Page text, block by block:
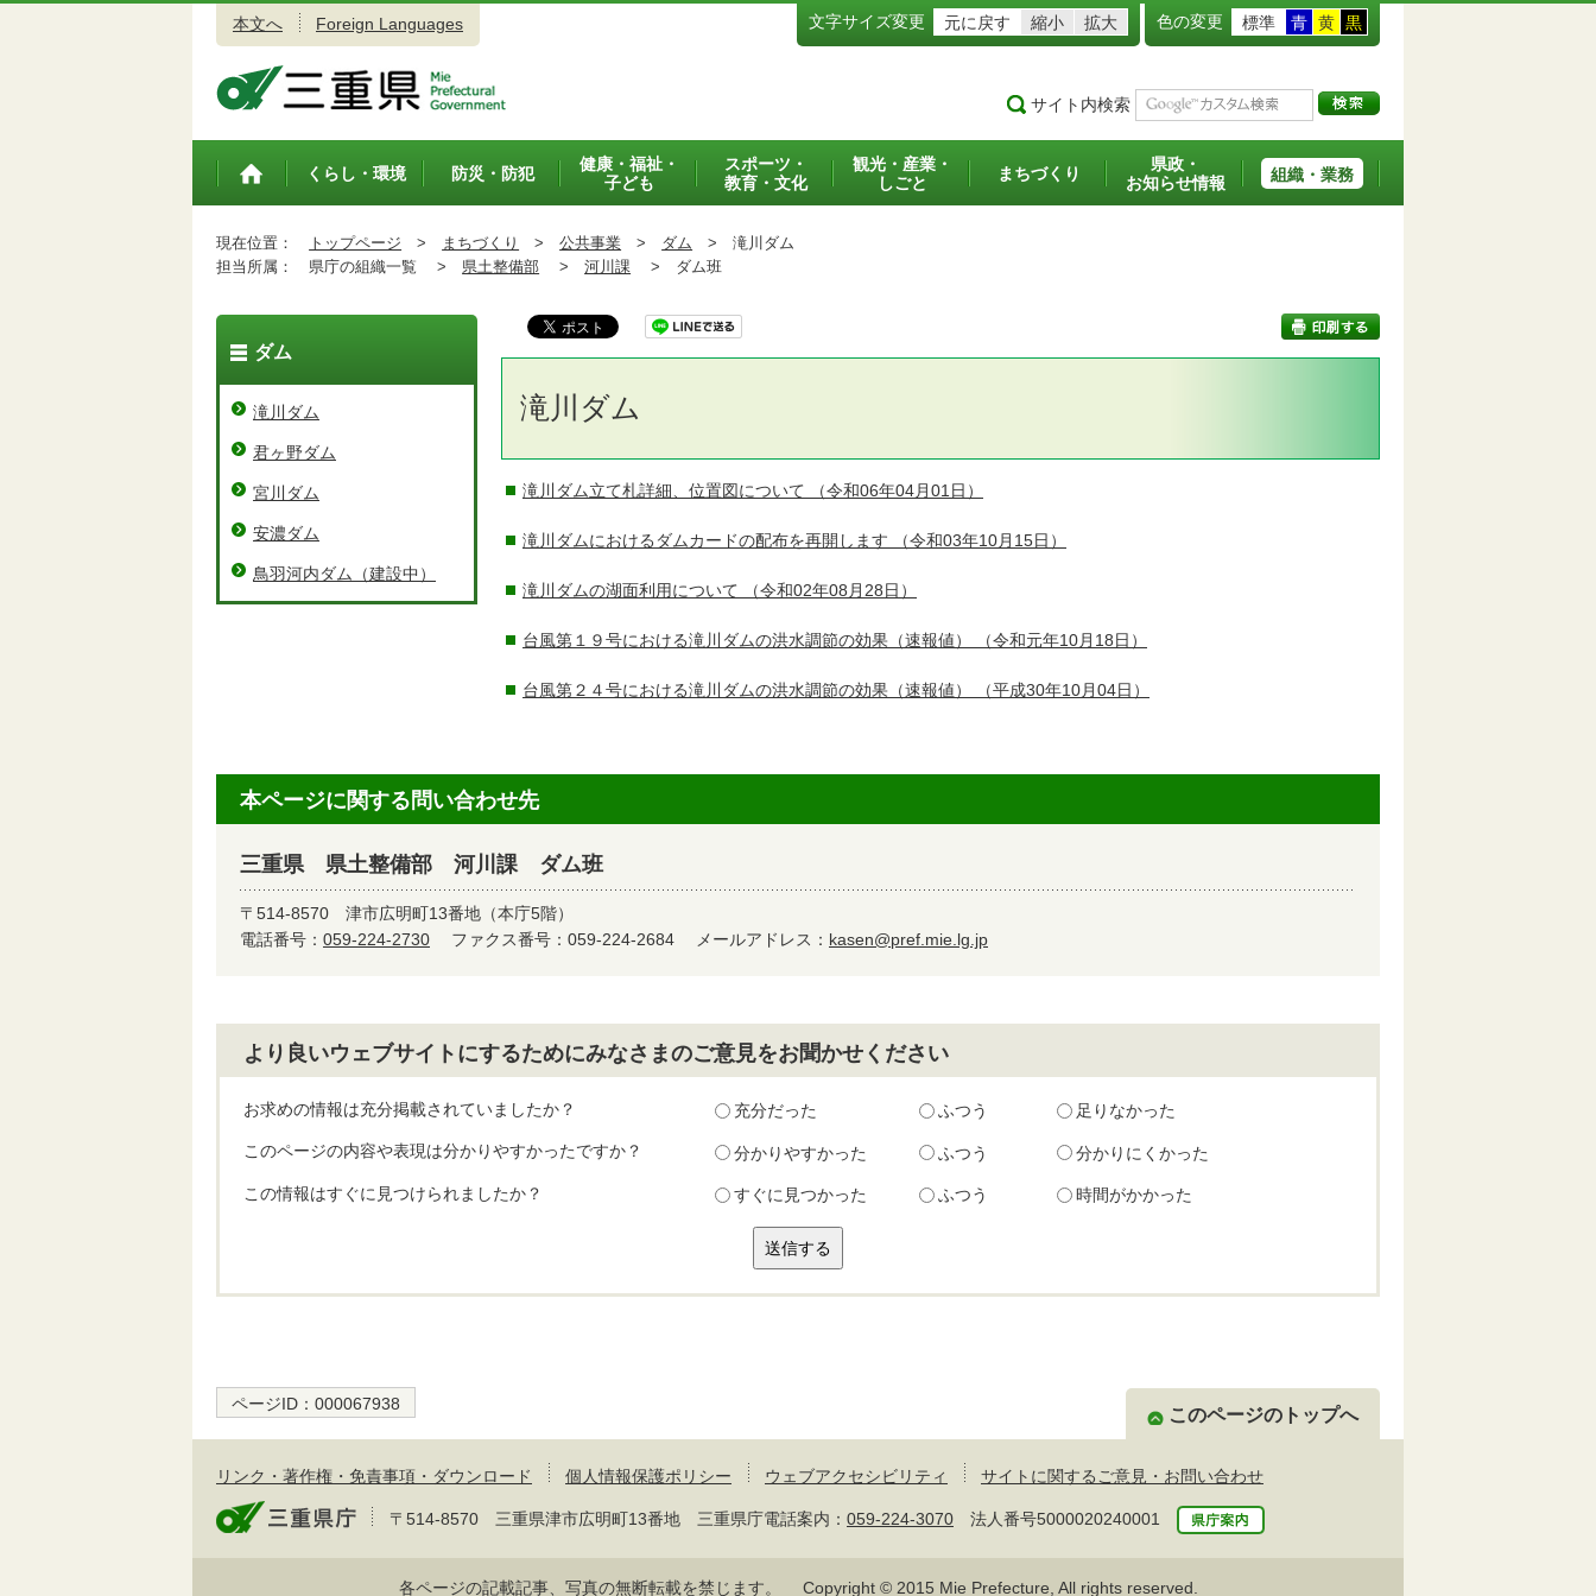
本文へ Foreign Languages 文字サイズ変更 元に戻す 縮小 拡大 色の変更 標準 青 黄 黒
サイト内検索
トップペ
くらし・環境 防災・防犯
健康・福祉・
子ども
スポーツ・
教育・文化
観光・産業・
しごと
まちづくり
県政・
お知らせ情報
組織・業務
現在位置： トップページ > まちづくり > 公共事業 > ダム > 滝川ダム
担当所属：
県庁の組織一覧 > 県土整備部 > 河川課 > ダム班
滝川ダム
滝川ダム立て札詳細、位置図について （令和06年04月01日）
滝川ダムにおけるダムカードの配布を再開します （令和03年10月15日）
滝川ダムの湖面利用について （令和02年08月28日）
台風第１９号における滝川ダムの洪水調節の効果（速報値） （令和元年10月18日）
台風第２４号における滝川ダムの洪水調節の効果（速報値） （平成30年10月04日）
ダム
滝川ダム
君ヶ野ダム
宮川ダム
安濃ダム
鳥羽河内ダム（建設中）
本ページに関する問い合わせ先
三重県 県土整備部 河川課 ダム班
〒514-8570 津市広明町13番地（本庁5階）
電話番号： 059-224-2730 ファクス番号：059-224-2684 メールアドレス： kasen@pref.mie.lg.jp
より良いウェブサイトにするためにみなさまのご意見をお聞かせください
お求めの情報は充分掲載されていましたか？ 充分だった ふつう 足りなかった
このページの内容や表現は分かりやすかったですか？ 分かりやすかった ふつう 分かりにくかった
この情報はすぐに見つけられましたか？ すぐに見つかった ふつう 時間がかかった
ページID： 000067938
このページのトップへ
リンク・著作権・免責事項・ダウンロード 個人情報保護ポリシー ウェブアクセシビリティ サイトに関するご意見・お問い合わせ
〒514-8570 三重県津市広明町13番地 三重県庁電話案内： 059-224-3070 法人番号5000020240001
各ページの記載記事、写真の無断転載を禁じます。 Copyright © 2015 Mie Prefecture, All rights reserved.